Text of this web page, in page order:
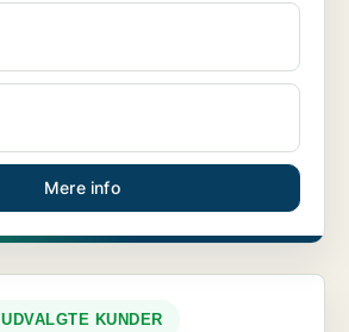
Mere info
UDVALGTE KUNDER